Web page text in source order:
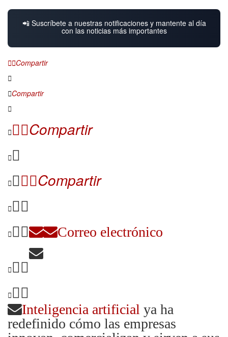
📲 Suscríbete a nuestras notificaciones y mantente al día
con las noticias más importantes
Compartir
Compartir
Compartir
Compartir
Correo electrónico
Inteligencia artificial ya ha
redefinido cómo las empresas